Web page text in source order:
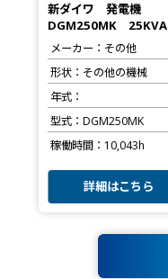
新ダイワ 発電機
DGM250MK 25KVA
メーカー
その他
形状
その他の機械
年式
型式
DGM250MK
稼働時間
10,043h
詳細はこちら